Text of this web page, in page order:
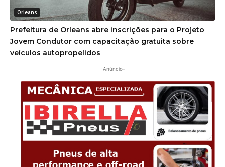
Orleans
Prefeitura de Orleans abre inscrições para o Projeto
Jovem Condutor com capacitação gratuita sobre
veículos autopropelidos
-Anúncio-